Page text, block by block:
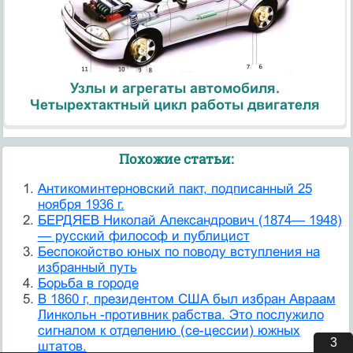
Узлы и агрегаты автомобиля.
Четырехтактный цикл работы двигателя
Похожие статьи:
Антикоминтерновский пакт, подписанный 25
ноября 1936 г.
БЕРДЯЕВ Николай Александрович (1874— 1948)
— русский философ и публицист
Беспокойство юных по поводу вступления на
избранный путь
Борьба в городе
В 1860 г, президентом США был избран Авраам
Линкольн -противник рабства. Это послужило
сигналом к отделению (се-цессии) южных
штатов.
3